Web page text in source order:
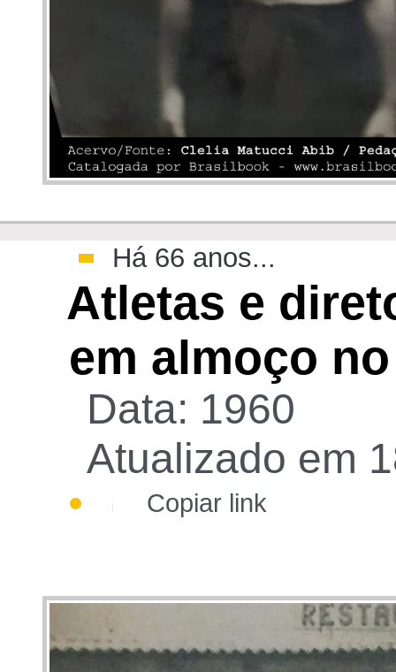
Há 66 anos...
Atletas e
em almoço
Data: 1960
Atualizado em
Copiar link